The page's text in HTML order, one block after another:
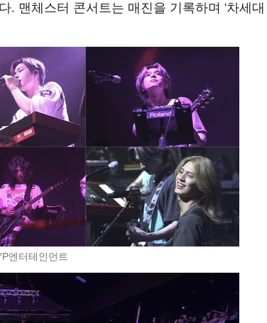
. 맨체스터 콘서트는 매진을 기록하며 '차세대
엔터테인먼트